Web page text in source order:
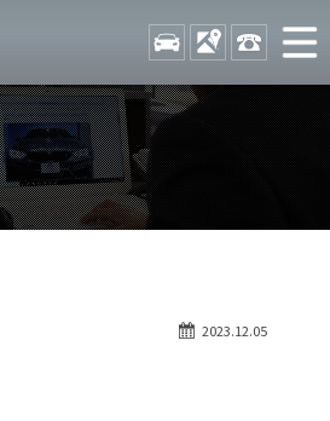
TUCグループ BMW専門 八
STOCK ACCESS 042-
在庫リスト
アクセスマップ
自動車保険2023.12.05